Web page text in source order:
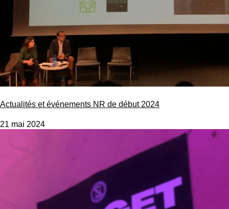
Actualités et événements NR de début 2024
21 mai 2024